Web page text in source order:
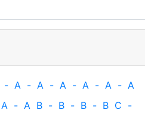
- A - A - A - A - A - A
A - A B - B - B - B C -